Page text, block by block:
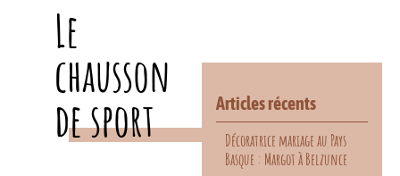
Le
chausson
de sport Articles récents
Décoratrice mariage au Pays
Basque : Margot à Belzunce